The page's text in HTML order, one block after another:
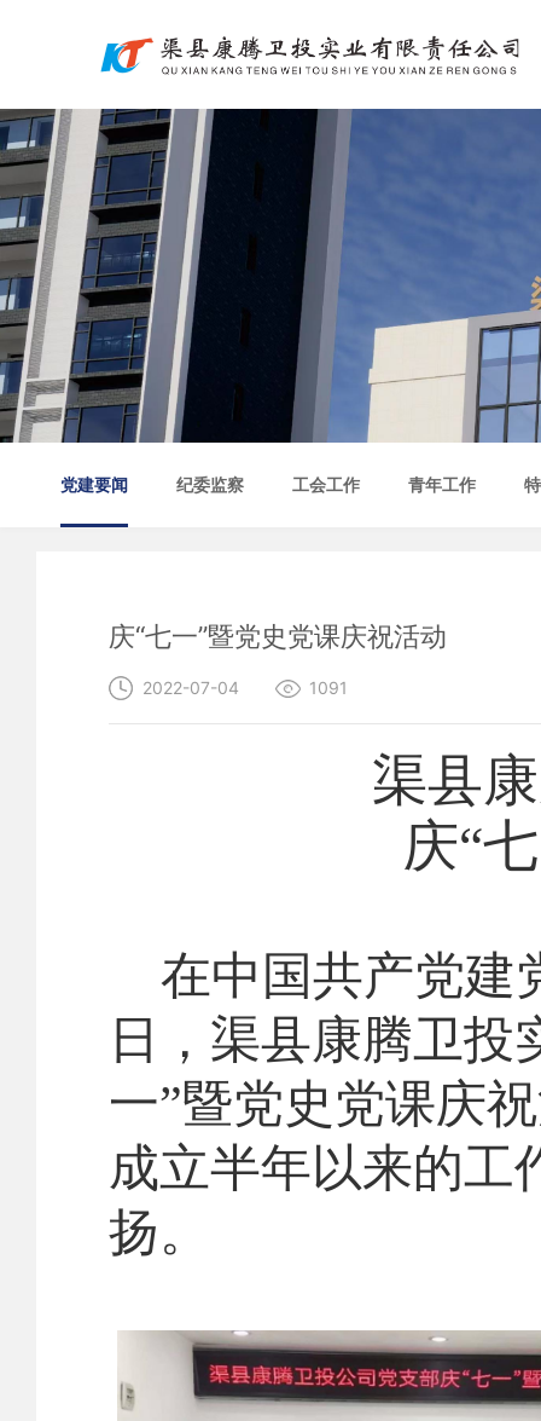
党建要闻 纪委监察 工会工作 青年工作
庆“七一”暨党史党课庆祝活动
2022-07-04 1091
渠县
庆“
在中国共产党建
日，渠县康腾卫投
一”暨党史党课庆
成立半年以来的工
扬。